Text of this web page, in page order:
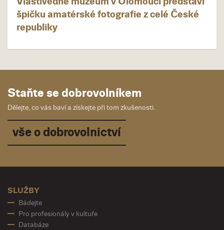
špičku amatérské fotografie z celé České
republiky
Staňte se dobrovolníkem
Dělejte, co vás baví a získejte při tom zkušenosti.
vše o dobrovolnictví
SLUŽBY
Bádejte
Pro profesionály v kultuře
Databáze